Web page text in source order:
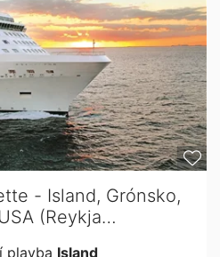
- Island, Grónsko,
(Reykja…
plavba Island